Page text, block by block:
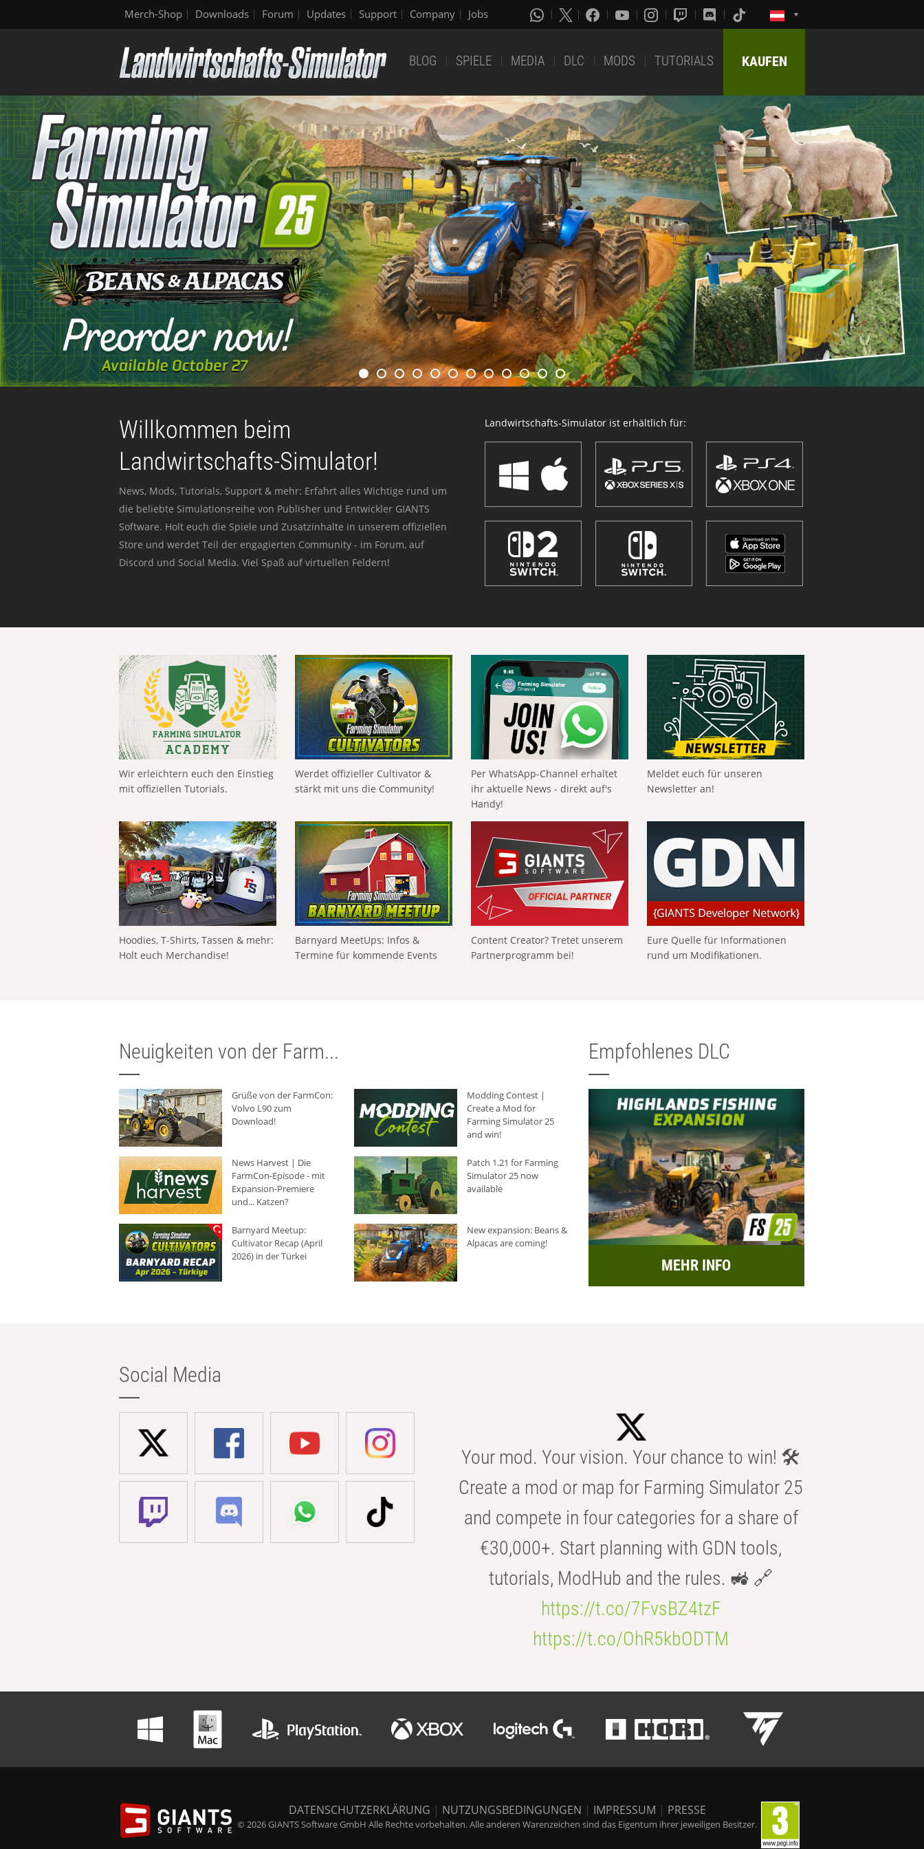
Merch-Shop Downloads Forum Updates Support Company Jobs
BLOG SPIELE MEDIA DLC MODS TUTORIALS KAUFEN
Willkommen beim
Landwirtschafts-Simulator!
News, Mods, Tutorials, Support & mehr: Erfahrt alles Wichtige rund um
die beliebte Simulationsreihe von Publisher und Entwickler GIANTS
Software. Holt euch die Spiele und Zusatzinhalte in unserem offiziellen
Store und werdet Teil der engagierten Community - im Forum, auf
Discord und Social Media. Viel Spaß auf virtuellen Feldern!
Landwirtschafts-Simulator ist erhältlich für:
Wir erleichtern euch den Einstieg
mit offiziellen Tutorials.
Werdet offizieller Cultivator &
stärkt mit uns die Community!
Per WhatsApp-Channel erhaltet
ihr aktuelle News - direkt auf's
Handy!
Meldet euch für unseren
Newsletter an!
Hoodies, T-Shirts, Tassen & mehr:
Holt euch Merchandise!
Barnyard MeetUps: Infos &
Termine für kommende Events
Content Creator? Tretet unserem
Partnerprogramm bei!
Eure Quelle für Informationen
rund um Modifikationen.
Neuigkeiten von der Farm...
Grüße von der FarmCon:
Volvo L90 zum
Download!
Modding Contest |
Create a Mod for
Farming Simulator 25
and win!
News Harvest | Die
FarmCon-Episode - mit
Expansion-Premiere
und... Katzen?
Patch 1.21 for Farming
Simulator 25 now
available
Barnyard Meetup:
Cultivator Recap (April
2026) in der Türkei
New expansion: Beans &
Alpacas are coming!
Empfohlenes DLC
MEHR INFO
Social Media
Your mod. Your vision. Your chance to win! 🛠️
Create a mod or map for Farming Simulator 25
and compete in four categories for a share of
€30,000+. Start planning with GDN tools,
tutorials, ModHub and the rules. 🚜 🔗
https://t.co/7FvsBZ4tzF
https://t.co/OhR5kbODTM
DATENSCHUTZERKLÄRUNG | NUTZUNGSBEDINGUNGEN | IMPRESSUM | PRESSE
© 2026 GIANTS Software GmbH Alle Rechte vorbehalten. Alle anderen Warenzeichen sind das Eigentum ihrer jeweiligen Besitzer.